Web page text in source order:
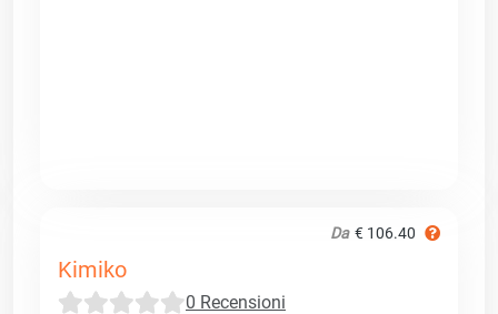
Da € 106.40
Kimiko
0 Recensioni